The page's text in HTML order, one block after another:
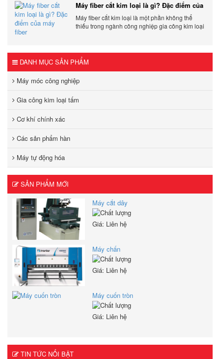
Máy fiber cắt kim loại là gì? Đặc điểm của
máy fiber
Máy fiber cắt kim loại là một phần không thể
thiếu trong ngành công nghiệp gia công kim loại
DANH MỤC SẢN PHẨM
Máy móc công nghiệp
Gia công kim loại tấm
Cơ khí chính xác
Các sản phẩm hàn
Máy tự động hóa
SẢN PHẨM MỚI
Máy cắt dây
Giá: Liên hệ
Máy chấn
Giá: Liên hệ
Máy cuốn tròn
Giá: Liên hệ
TIN TỨC NỔI BẬT